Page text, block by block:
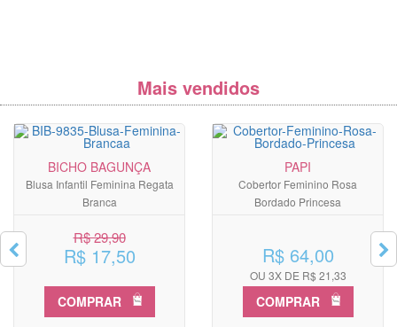
Mais vendidos
BICHO BAGUNÇA
Blusa Infantil Feminina Regata
Branca
R$ 29,90
R$ 17,50
COMPRAR
PAPI
Cobertor Feminino Rosa
Bordado Princesa
R$ 64,00
OU 3X DE R$ 21,33
COMPRAR